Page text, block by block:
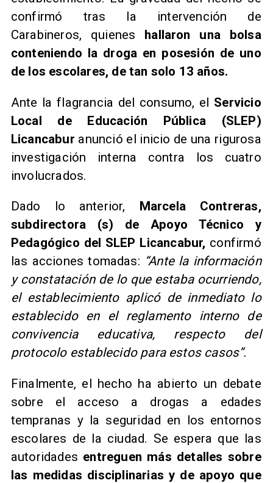
confirmó tras la intervención de
Carabineros, quienes hallaron una bolsa
conteniendo la droga en posesión de uno
de los escolares, de tan solo 13 años.
Ante la flagrancia del consumo, el Servicio
Local de Educación Pública (SLEP)
Licancabur anunció el inicio de una rigurosa
investigación interna contra los cuatro
involucrados.
Dado lo anterior, Marcela Contreras,
subdirectora (s) de Apoyo Técnico y
Pedagógico del SLEP Licancabur, confirmó
las acciones tomadas: “Ante la información
y constatación de lo que estaba ocurriendo,
el establecimiento aplicó de inmediato lo
establecido en el reglamento interno de
convivencia educativa, respecto del
protocolo establecido para estos casos”.
Finalmente, el hecho ha abierto un debate
sobre el acceso a drogas a edades
tempranas y la seguridad en los entornos
escolares de la ciudad. Se espera que las
autoridades entreguen más detalles sobre
las medidas disciplinarias y de apoyo que